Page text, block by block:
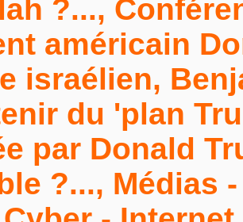
?...,
américain
israélien,
du 'plan
par Donald
?..., Médias